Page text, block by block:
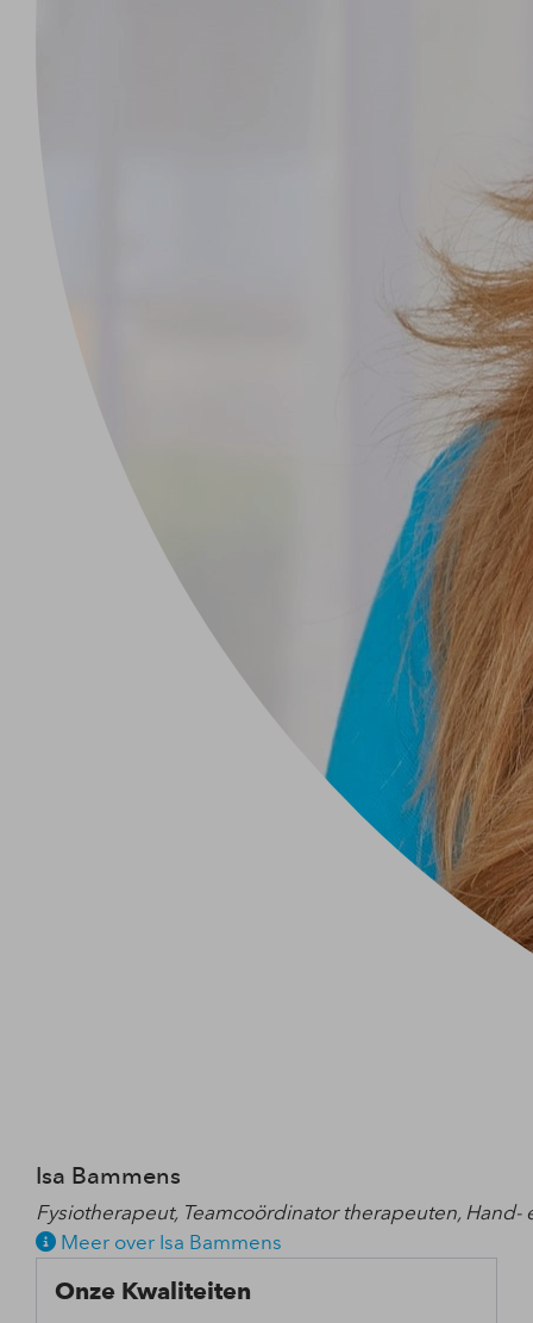
Isa Bammens
Fysiotherapeut, Teamcoördinator therapeuten, Hand-
Meer over Isa Bammens
Onze Kwaliteiten